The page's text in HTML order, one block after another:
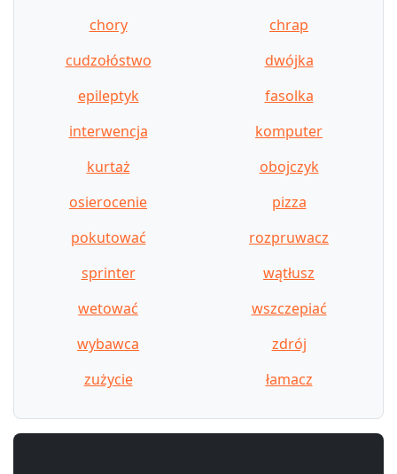
chory
chrap
cudzołóstwo
dwójka
epileptyk
fasolka
interwencja
komputer
kurtaż
obojczyk
osierocenie
pizza
pokutować
rozpruwacz
sprinter
wątłusz
wetować
wszczepiać
wybawca
zdrój
zużycie
łamacz